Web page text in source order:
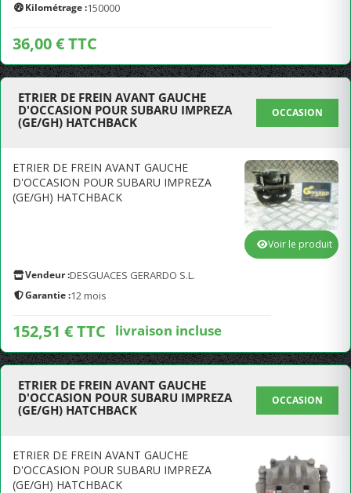
Kilométrage :150000
36,00 € TTC
ETRIER DE FREIN AVANT GAUCHE
D'OCCASION POUR SUBARU IMPREZA
(GE/GH) HATCHBACK
OCCASION
ETRIER DE FREIN AVANT GAUCHE
D'OCCASION POUR SUBARU IMPREZA
(GE/GH) HATCHBACK
Vendeur :DESGUACES GERARDO S.L.
Garantie :12 mois
152,51 € TTC livraison incluse
Voir le produit
ETRIER DE FREIN AVANT GAUCHE
D'OCCASION POUR SUBARU IMPREZA
(GE/GH) HATCHBACK
OCCASION
ETRIER DE FREIN AVANT GAUCHE
D'OCCASION POUR SUBARU IMPREZA
(GE/GH) HATCHBACK